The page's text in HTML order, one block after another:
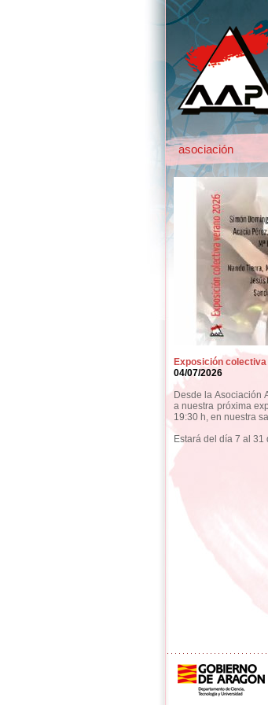
asociación
Exposición
04/07/2026
Desde la Asociación
a nuestra próxima
19:30 h, en nuestra
Estará del día 7 al 31